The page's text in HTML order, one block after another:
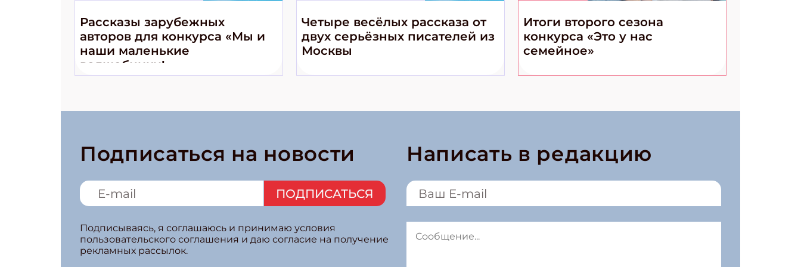
Рассказы зарубежных
авторов для конкурса «Мы и
наши маленькие
волшебники!»
Четыре весёлых рассказа от
двух серьёзных писателей из
Москвы
Итоги второго сезона
конкурса «Это у нас
семейное»
Подписаться на новости
ПОДПИСАТЬСЯ
Подписываясь, я соглашаюсь и принимаю условия
пользовательского соглашения и даю согласие на получение
рекламных рассылок.
Написать в редакцию